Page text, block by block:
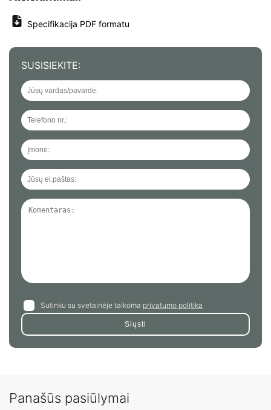
Specifikacija PDF formatu
SUSISIEKITE:
Sutinku su svetainėje taikoma privatumo politika
Panašūs pasiūlymai